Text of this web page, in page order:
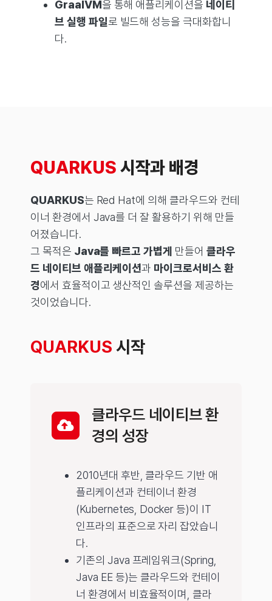
GraalVM을 통해 애플리케이션을 네이티
브 실행 파일로 빌드해 성능을 극대화합니
다.
QUARKUS 시작과 배경
QUARKUS는 Red Hat에 의해 클라우드와 컨테
이너 환경에서 Java를 더 잘 활용하기 위해 만들
어졌습니다.
그 목적은 Java를 빠르고 가볍게 만들어 클라우
드 네이티브 애플리케이션과 마이크로서비스 환
경에서 효율적이고 생산적인 솔루션을 제공하는
것이었습니다.
QUARKUS 시작
클라우드 네이티브 환
경의 성장
2010년대 후반, 클라우드 기반 애
플리케이션과 컨테이너 환경
(Kubernetes, Docker 등)이 IT
인프라의 표준으로 자리 잡았습니
다.
기존의 Java 프레임워크(Spring,
Java EE 등)는 클라우드와 컨테이
너 환경에서 비효율적이며, 클라